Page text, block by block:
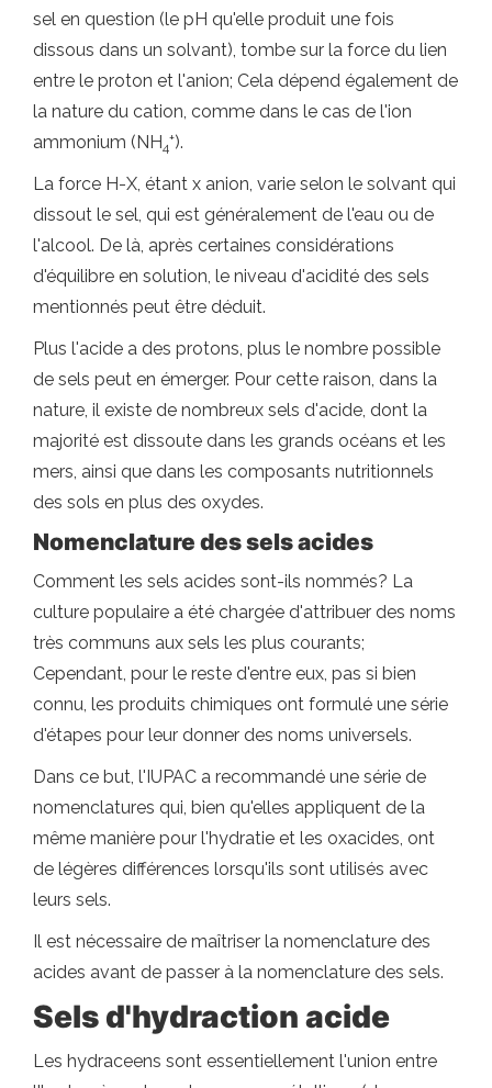
sel en question (le pH qu'elle produit une fois
dissous dans un solvant), tombe sur la force du lien
entre le proton et l'anion; Cela dépend également de
la nature du cation, comme dans le cas de l'ion
ammonium (NH4
+).
La force H-X, étant x anion, varie selon le solvant qui
dissout le sel, qui est généralement de l'eau ou de
l'alcool. De là, après certaines considérations
d'équilibre en solution, le niveau d'acidité des sels
mentionnés peut être déduit.
Plus l'acide a des protons, plus le nombre possible
de sels peut en émerger. Pour cette raison, dans la
nature, il existe de nombreux sels d'acide, dont la
majorité est dissoute dans les grands océans et les
mers, ainsi que dans les composants nutritionnels
des sols en plus des oxydes.
Nomenclature des sels acides
Comment les sels acides sont-ils nommés? La
culture populaire a été chargée d'attribuer des noms
très communs aux sels les plus courants;
Cependant, pour le reste d'entre eux, pas si bien
connu, les produits chimiques ont formulé une série
d'étapes pour leur donner des noms universels.
Dans ce but, l'IUPAC a recommandé une série de
nomenclatures qui, bien qu'elles appliquent de la
même manière pour l'hydratie et les oxacides, ont
de légères différences lorsqu'ils sont utilisés avec
leurs sels.
Il est nécessaire de maîtriser la nomenclature des
acides avant de passer à la nomenclature des sels.
Sels d'hydraction acide
Les hydraceens sont essentiellement l'union entre